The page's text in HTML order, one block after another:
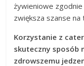
żywieniowe
zwiększa szanse
Korzystanie z
skuteczny sposób
zdrowszemu